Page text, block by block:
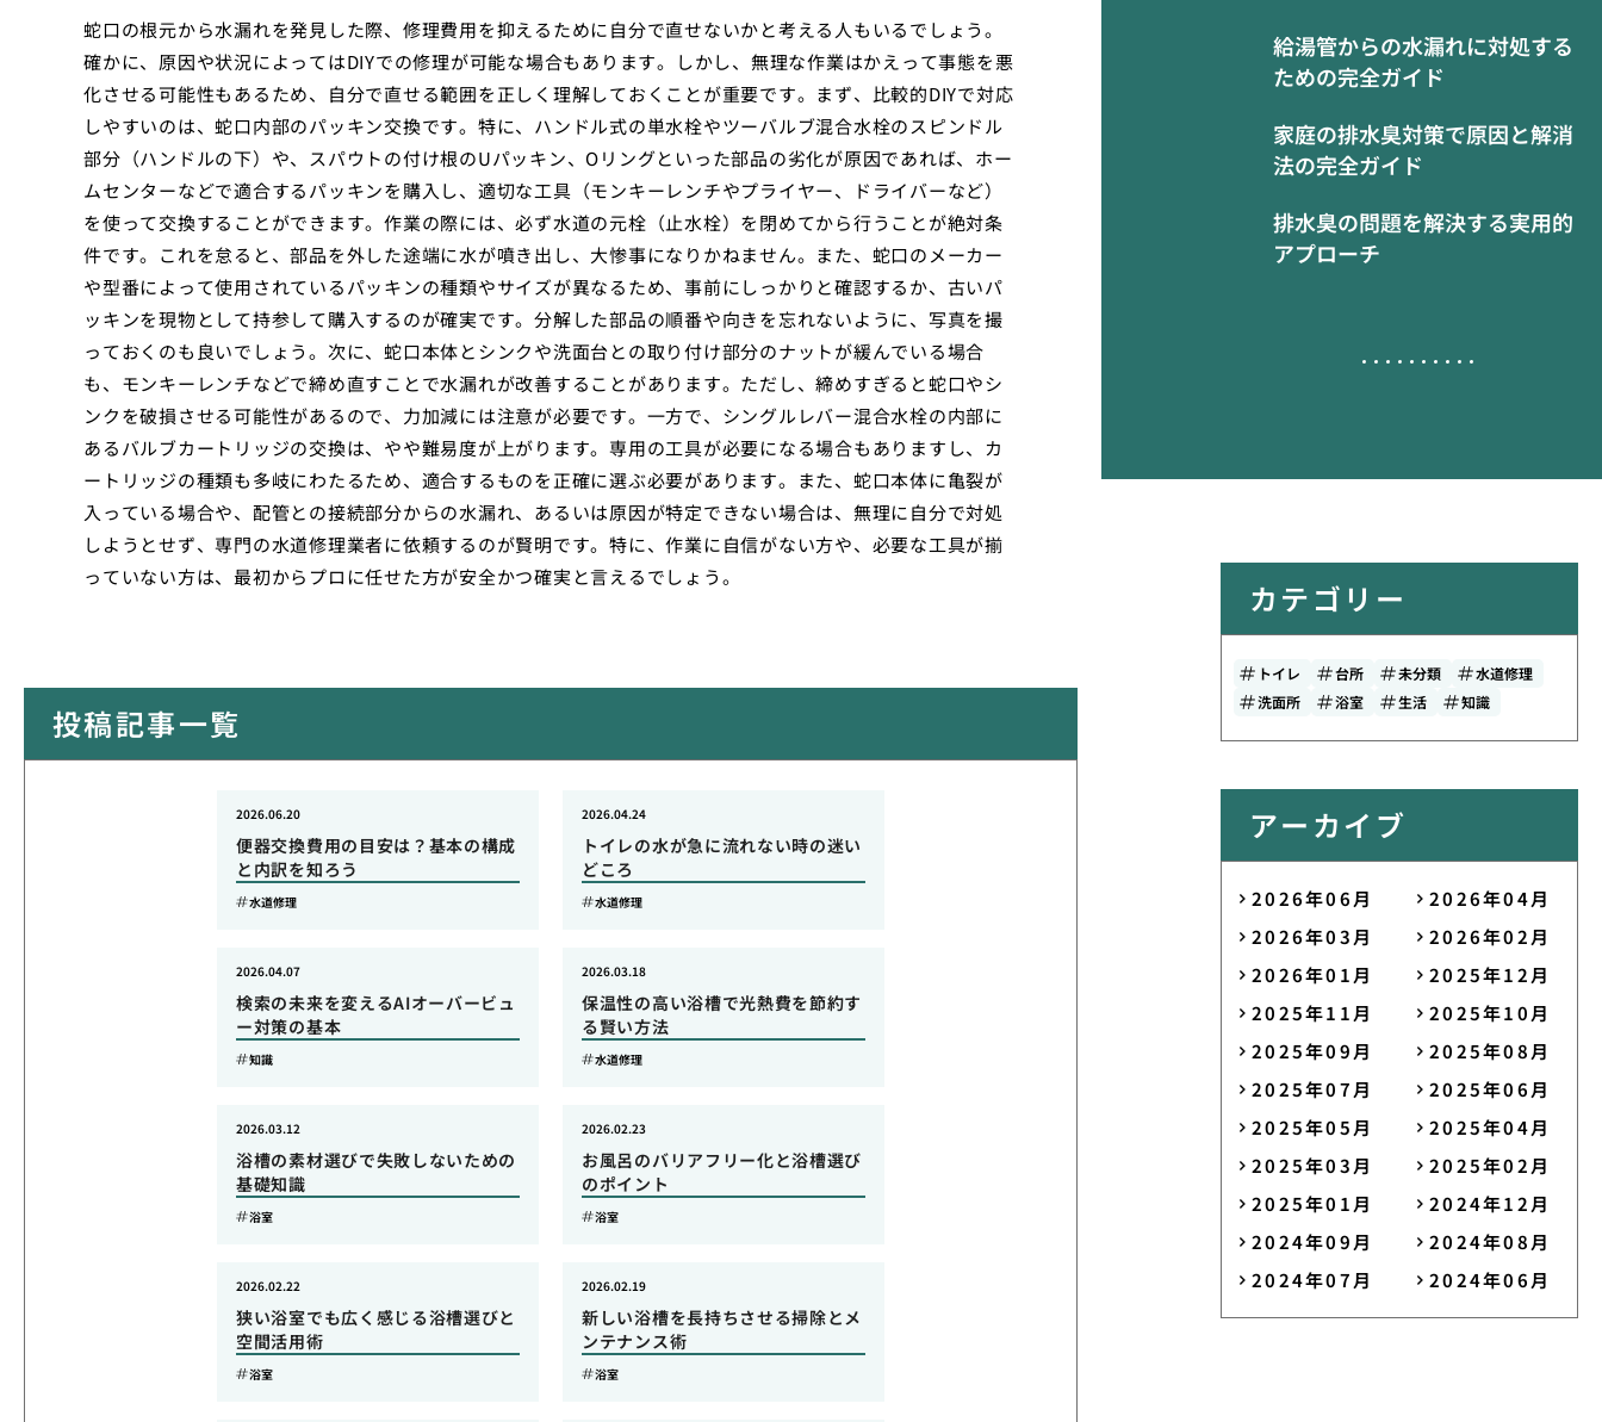
給湯管からの水漏れに対処する
ための完全ガイド
家庭の排水臭対策で原因と解消
法の完全ガイド
排水臭の問題を解決する実用的
アプローチ
蛇口の根元から水漏れを発見した際、修理費用を抑えるために自分で直せないかと考える人もいるでしょう。
確かに、原因や状況によってはDIYでの修理が可能な場合もあります。しかし、無理な作業はかえって事態を悪
化させる可能性もあるため、自分で直せる範囲を正しく理解しておくことが重要です。まず、比較的DIYで対応
しやすいのは、蛇口内部のパッキン交換です。特に、ハンドル式の単水栓やツーバルブ混合水栓のスピンドル
部分（ハンドルの下）や、スパウトの付け根のUパッキン、Oリングといった部品の劣化が原因であれば、ホー
ムセンターなどで適合するパッキンを購入し、適切な工具（モンキーレンチやプライヤー、ドライバーなど）
を使って交換することができます。作業の際には、必ず水道の元栓（止水栓）を閉めてから行うことが絶対条
件です。これを怠ると、部品を外した途端に水が噴き出し、大惨事になりかねません。また、蛇口のメーカー
や型番によって使用されているパッキンの種類やサイズが異なるため、事前にしっかりと確認するか、古いパ
ッキンを現物として持参して購入するのが確実です。分解した部品の順番や向きを忘れないように、写真を撮
っておくのも良いでしょう。次に、蛇口本体とシンクや洗面台との取り付け部分のナットが緩んでいる場合
も、モンキーレンチなどで締め直すことで水漏れが改善することがあります。ただし、締めすぎると蛇口やシ
ンクを破損させる可能性があるので、力加減には注意が必要です。一方で、シングルレバー混合水栓の内部に
あるバルブカートリッジの交換は、やや難易度が上がります。専用の工具が必要になる場合もありますし、カ
ートリッジの種類も多岐にわたるため、適合するものを正確に選ぶ必要があります。また、蛇口本体に亀裂が
入っている場合や、配管との接続部分からの水漏れ、あるいは原因が特定できない場合は、無理に自分で対処
しようとせず、専門の水道修理業者に依頼するのが賢明です。特に、作業に自信がない方や、必要な工具が揃
っていない方は、最初からプロに任せた方が安全かつ確実と言えるでしょう。
投稿記事一覧
便器交換費用の目安は？基本の構成
と内訳を知ろう
2026.06.20
水道修理
トイレの水が急に流れない時の迷い
どころ
2026.04.24
水道修理
検索の未来を変えるAIオーバービュ
ー対策の基本
2026.04.07
知識
保温性の高い浴槽で光熱費を節約す
る賢い方法
2026.03.18
水道修理
浴槽の素材選びで失敗しないための
基礎知識
2026.03.12
浴室
お風呂のバリアフリー化と浴槽選び
のポイント
2026.02.23
浴室
狭い浴室でも広く感じる浴槽選びと
空間活用術
2026.02.22
浴室
新しい浴槽を長持ちさせる掃除とメ
ンテナンス術
2026.02.19
浴室
カテゴリー
トイレ 台所 未分類
水道修理
洗面所
浴室 生活 知識
アーカイブ
2026年06月
2026年04月
2026年03月
2026年02月
2026年01月
2025年12月
2025年11月
2025年10月
2025年09月
2025年08月
2025年07月
2025年06月
2025年05月
2025年04月
2025年03月
2025年02月
2025年01月
2024年12月
2024年09月
2024年08月
2024年07月
2024年06月